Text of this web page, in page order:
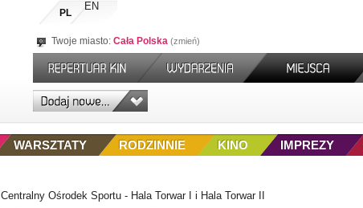
PL
EN
Twoje miasto: Cała Polska zmień
IMPREZY
KINO
RODZINNIE
WARSZTATY
Centralny Ośrodek Sportu - Hala Torwar I i Hala Torwar II